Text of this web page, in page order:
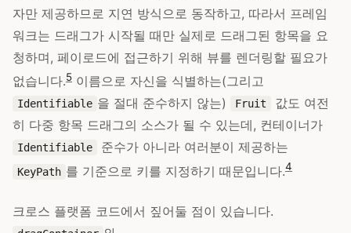
자만 제공하므로 지연 방식으로 동작하고, 따라서 프레임
워크는 드래그가 시작될 때만 실제로 드래그된 항목을 요
청하며, 페이로드에 접근하기 위해 뷰를 렌더링할 필요가
없습니다.5 이름으로 자신을 식별하는(그리고
Identifiable 을 절대 준수하지 않는) Fruit
값도 여전
히 다중 항목 드래그의 소스가 될 수 있는데, 컨테이너가
Identifiable 준수가 아니라 여러분이 제공하는
KeyPath 를 기준으로 키를 지정하기 때문입니다.4
크로스 플랫폼 코드에서 짚어둘 점이 있습니다.